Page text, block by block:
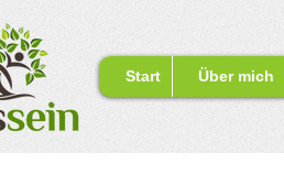
Start Über mich